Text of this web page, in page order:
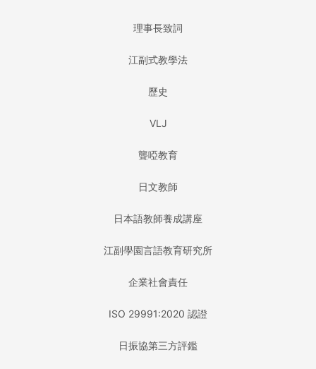
理事長致詞
江副式教學法
歷史
VLJ
聾啞教育
日文教師
日本語教師養成講座
江副學園言語教育研究所
企業社會責任
ISO 29991:2020 認證
日振協第三方評鑑